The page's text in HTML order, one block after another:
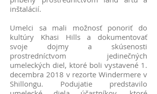
inštalácií.
Umelci sa mali možnosť ponoriť do
kultúry Khasi Hills a dokumentovať
svoje dojmy a skúsenosti
prostredníctvom jedinečných
umeleckých diel, ktoré boli vystavené 1.
decembra 2018 v rezorte Windermere v
Shillongu. Podujatie predstavilo